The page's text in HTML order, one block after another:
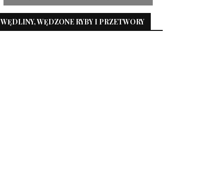
WĘDLINY, WĘDZONE RYBY I PRZETWORY